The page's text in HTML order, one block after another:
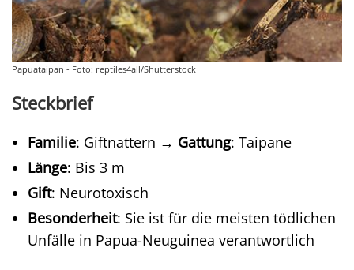
Papuataipan - Foto: reptiles4all/Shutterstock
Steckbrief
Familie: Giftnattern → Gattung: Taipane
Länge: Bis 3 m
Gift: Neurotoxisch
Besonderheit: Sie ist für die meisten tödlichen
Unfälle in Papua-Neuguinea verantwortlich